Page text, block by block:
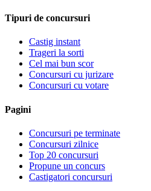
Tipuri de concursuri
Castig instant
Trageri la sorti
Cel mai bun scor
Concursuri cu jurizare
Concursuri cu votare
Pagini
Concursuri pe terminate
Concursuri zilnice
Top 20 concursuri
Propune un concurs
Castigatori concursuri